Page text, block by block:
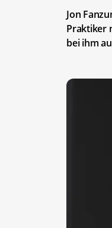
Jon
Praktiker
bei ihm